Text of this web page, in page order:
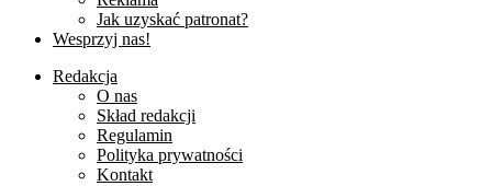
Jak uzyskać patronat?
Wesprzyj nas!
Redakcja
O nas
Skład redakcji
Regulamin
Polityka prywatności
Kontakt